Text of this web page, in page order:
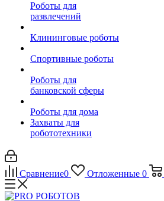
Роботы для
развлечений
Клининговые роботы
Спортивные роботы
Роботы для
банковской сферы
Роботы для дома
Захваты для
робототехники
Сравнение0 Отложенные 0